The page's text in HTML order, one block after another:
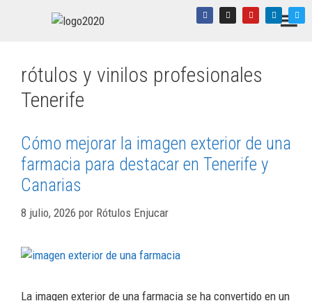
rótulos y vinilos profesionales
Tenerife
Cómo mejorar la imagen exterior de una
farmacia para destacar en Tenerife y
Canarias
8 julio, 2026 por Rótulos Enjucar
La imagen exterior de una farmacia se ha convertido en un